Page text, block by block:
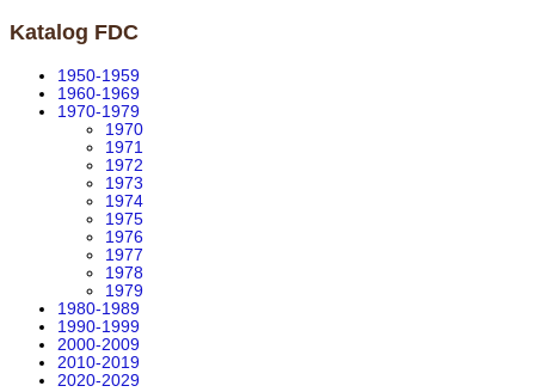
Katalog FDC
1950-1959
1960-1969
1970-1979
1970
1971
1972
1973
1974
1975
1976
1977
1978
1979
1980-1989
1990-1999
2000-2009
2010-2019
2020-2029